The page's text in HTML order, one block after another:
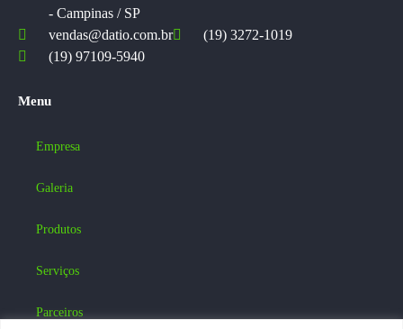
- Campinas / SP
vendas@datio.com.br
(19) 3272-1019
(19) 97109-5940
Menu
Empresa
Galeria
Produtos
Serviços
Parceiros